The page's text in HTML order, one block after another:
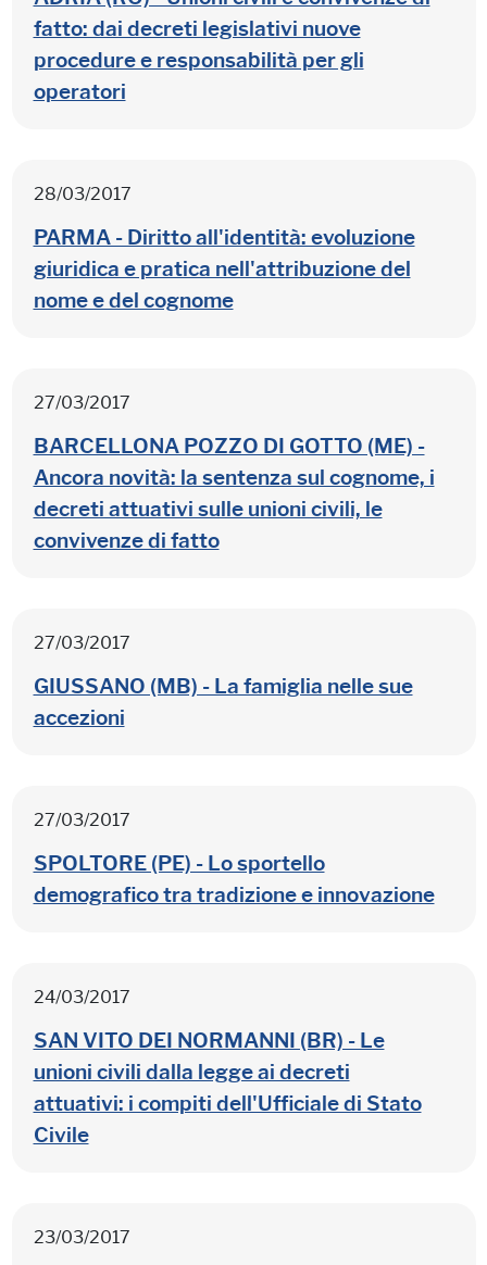
fatto: dai decreti legislativi nuove
procedure e responsabilità per gli
operatori
28/03/2017
PARMA - Diritto all'identità: evoluzione
giuridica e pratica nell'attribuzione del
nome e del cognome
27/03/2017
BARCELLONA POZZO DI GOTTO (ME) -
Ancora novità: la sentenza sul cognome, i
decreti attuativi sulle unioni civili, le
convivenze di fatto
27/03/2017
GIUSSANO (MB) - La famiglia nelle sue
accezioni
27/03/2017
SPOLTORE (PE) - Lo sportello
demografico tra tradizione e innovazione
24/03/2017
SAN VITO DEI NORMANNI (BR) - Le
unioni civili dalla legge ai decreti
attuativi: i compiti dell'Ufficiale di Stato
Civile
23/03/2017